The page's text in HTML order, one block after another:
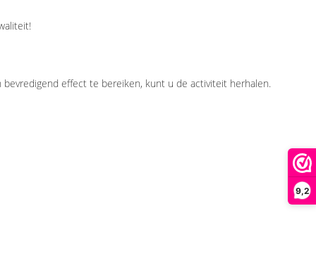
9,2
bevredigend effect te bereiken, kunt u de activiteit herhalen.